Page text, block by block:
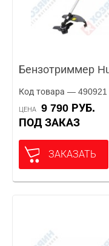
Бензотриммер
Код товара — 490921
ЦЕНА
9 790 РУБ.
ПОД ЗАКАЗ
ЗАКАЗАТЬ